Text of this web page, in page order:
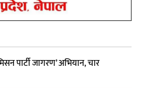
पार्टी जागरण’ अभियान, चार